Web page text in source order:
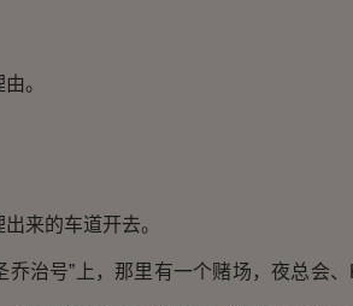
。
来的车道开去。
号”上，那里有一个赌场，夜总会、